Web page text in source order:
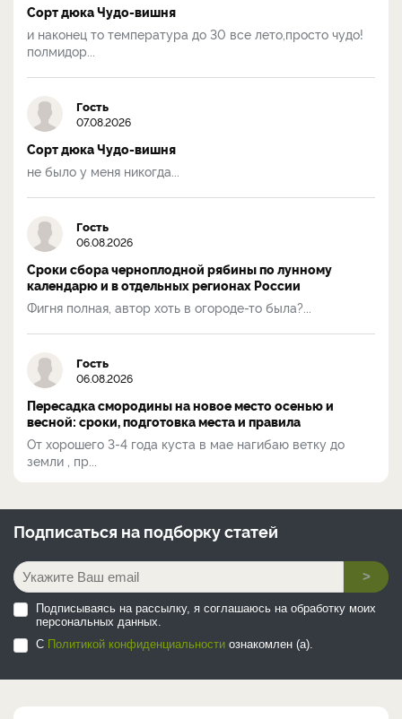
Сорт дюка Чудо-вишня
и наконец то температура до 30 все лето,просто чудо!
полмидор...
Гость
07.08.2026
Сорт дюка Чудо-вишня
не было у меня никогда...
Гость
06.08.2026
Сроки сбора черноплодной рябины по лунному
календарю и в отдельных регионах России
Фигня полная, автор хоть в огороде-то была?...
Гость
06.08.2026
Пересадка смородины на новое место осенью и
весной: сроки, подготовка места и правила
От хорошего 3-4 года куста в мае нагибаю ветку до
земли , пр...
Подписаться на подборку статей
>
Подписываясь на рассылку, я соглашаюсь на обработку моих
персональных данных.
С Политикой конфиденциальности ознакомлен (а).